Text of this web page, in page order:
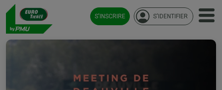
S'INSCRIRE S'IDENTIFIER